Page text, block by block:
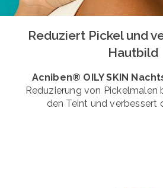
Reduziert Pickel und
Hautbild
Acniben® OILY SKIN
Reduzierung von Pickelmalen
den Teint und verbessert